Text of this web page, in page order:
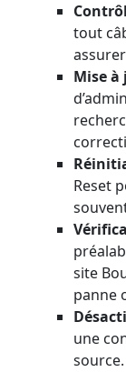
tout
Mise
Reset
site
panne
une
source.